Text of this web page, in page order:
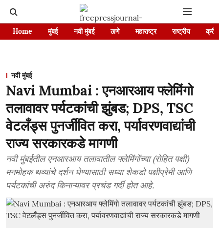
Home मुंबई नवी मुंबई ठाणे महाराष्ट्र राष्ट्रीय
नवी मुंबई
Navi Mumbai : एनआरआय फ्लेमिंगो
तलावावर पर्यटकांची झुंबड; DPS, TSC
वेटलँड्स पुनर्जीवित करा, पर्यावरणवाद्यांची
राज्य सरकारकडे मागणी
नवी मुंबईतील एनआरआय तलावातील फ्लेमिंगोंच्या (रोहित पक्षी)
मनमोहक थव्यांचे दर्शन घेण्यासाठी सध्या शेकडो पक्षीप्रेमी आणि
पर्यटकांची अरुंद किनाऱ्यावर प्रचंड गर्दी होत आहे.